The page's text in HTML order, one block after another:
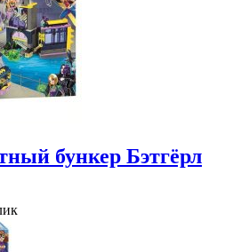
бункер Бэтгёрл